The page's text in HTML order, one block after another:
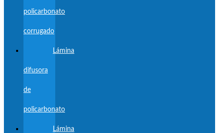
policarbonato
corrugado
Lámina
difusora
de
policarbonato
Lámina